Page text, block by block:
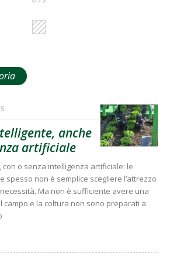
anche
artificiale
o senza intelligenza artificiale: le
spesso non è semplice scegliere l’attrezzo
Ma non è sufficiente avere una
campo e la coltura non sono preparati a